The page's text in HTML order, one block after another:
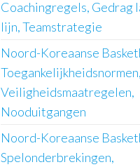
Coachingregels, Gedrag
lijn, Teamstrategie
Noord-Koreaanse
Toegankelijkheidsnormen,
Veiligheidsmaatregelen,
Nooduitgangen
Noord-Koreaanse
Spelonderbrekingen,